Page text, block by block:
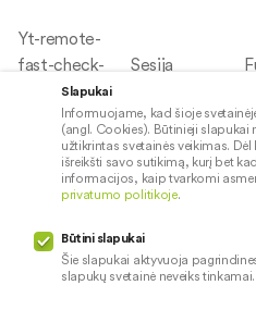
Yt-remote-
fast-check-
period
Sesija
Slapukai
Informuojame, kad šioje
(angl. Cookies). Būtinieji
užtikrintas svetainės veikimas.
išreikšti savo sutikimą, kurį bet
informacijos, kaip tvarkomi
privatumo politikoje.
Būtini slapukai
Šie slapukai aktyvuoja
slapukų svetainė neveiks tinkamai.